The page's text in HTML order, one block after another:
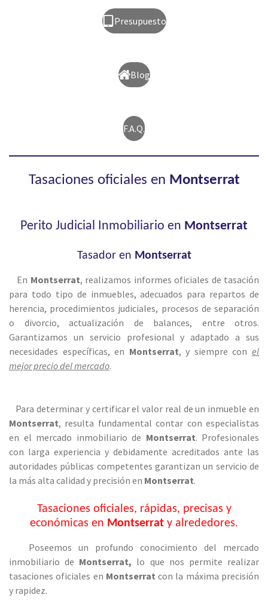
Presupuesto
Blog
F.A.Q.
Tasaciones oficiales en Montserrat
Perito Judicial Inmobiliario en Montserrat
Tasador en Montserrat
En Montserrat, realizamos informes oficiales de tasación
para todo tipo de inmuebles, adecuados para repartos de
herencia, procedimientos judiciales, procesos de separación
o divorcio, actualización de balances, entre otros.
Garantizamos un servicio profesional y adaptado a sus
necesidades específicas, en Montserrat, y siempre conel
mejor precio del mercado.
Para determinar y certificar el valor real de un inmueble en
Montserrat, resulta fundamental contar con especialistas
en el mercado inmobiliario de Montserrat. Profesionales
con larga experiencia y debidamente acreditados ante las
autoridades públicas competentes garantizan un servicio de
la más alta calidad y precisión en Montserrat.
Tasaciones oficiales, rápidas, precisas y
económicas en Montserrat y alrededores.
Poseemos un profundo conocimiento del mercado
inmobiliario de Montserrat, lo que nos permite realizar
tasaciones oficiales en Montserratcon la máxima precisión
y rapidez.